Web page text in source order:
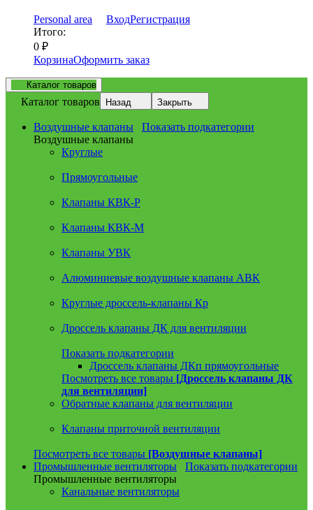
Personal area ВходРегистрация
Итого:
0 ₽
КорзинаОформить заказ
Каталог товаров
Каталог товаров Назад Закрыть
Воздушные клапаны
Показать подкатегории
Воздушные клапаны
Круглые
Прямоугольные
Клапаны КВК-Р
Клапаны КВК-М
Клапаны УВК
Алюминиевые воздушные клапаны АВК
Круглые дроссель-клапаны Кр
Дроссель клапаны ДК для вентиляции
Показать подкатегории
Дроссель клапаны ДКп прямоугольные
Посмотреть все товары [Дроссель клапаны ДК
для вентиляции]
Обратные клапаны для вентиляции
Клапаны приточной вентиляции
Посмотреть все товары [Воздушные клапаны]
Промышленные вентиляторы
Показать подкатегории
Промышленные вентиляторы
Канальные вентиляторы